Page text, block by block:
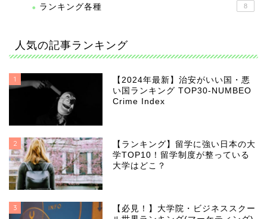
ランキング各種 8
人気の記事ランキング
1
【2024年最新】治安がいい国・悪
い国ランキング TOP30-NUMBEO
Crime Index
2
【ランキング】留学に強い日本の大
学TOP10！留学制度が整っている
大学はどこ？
3
【必見！】大学院・ビジネススクー